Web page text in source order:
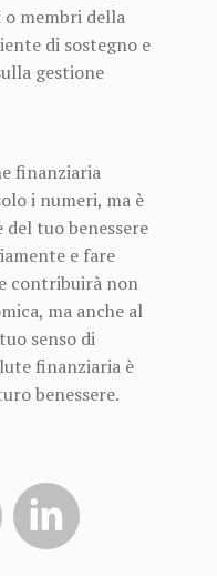
o membri della
di sostegno e
gestione
finanziaria
i numeri, ma è
tuo benessere
e fare
contribuirà non
ma anche al
senso di
finanziaria è
benessere.
